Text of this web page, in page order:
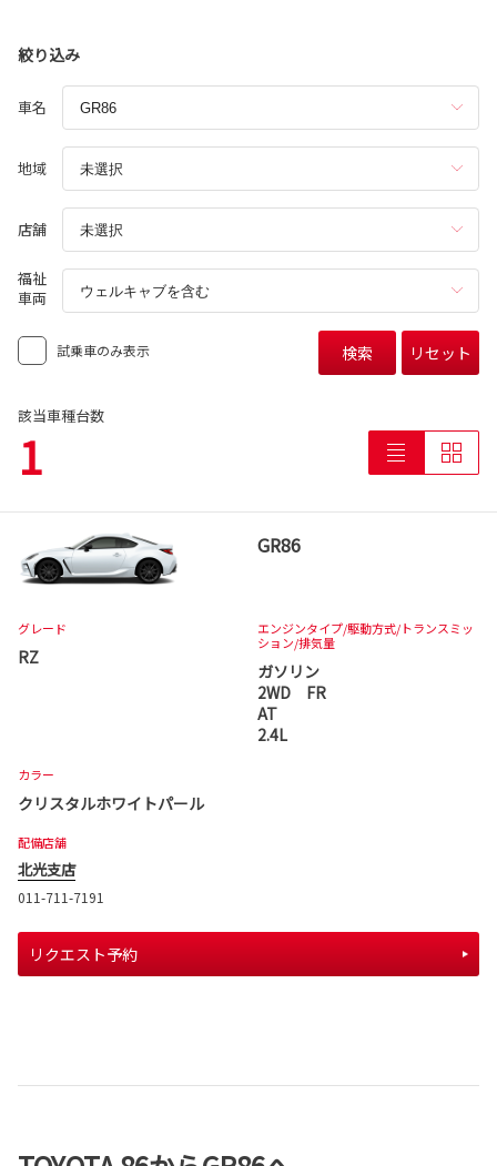
絞り込み
車名
地域
店舗
福祉
車両
試乗車のみ表示 検索 リセット
該当車種台数
1
GR86
グレード
RZ
エンジンタイプ/駆動方式/トランスミッ
ション/排気量
ガソリン
2WD FR
AT
2.4L
カラー
クリスタルホワイトパール
配備店舗
北光支店
011-711-7191
リクエスト予約